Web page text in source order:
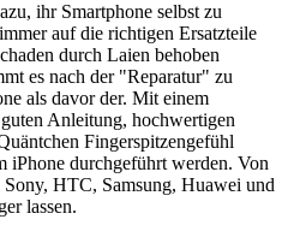
ihr Smartphone selbst zu
auf die richtigen Ersatzteile
durch Laien behoben
es nach der "Reparatur" zu
als davor der. Mit einem
Anleitung, hochwertigen
Fingerspitzengefühl
iPhone durchgeführt werden. Von
HTC, Samsung, Huawei und
lassen.